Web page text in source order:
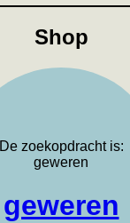
Shop
De zoekopdracht is:
geweren
geweren